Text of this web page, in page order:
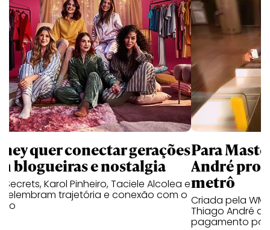
quer conectar gerações
blogueiras e nostalgia
Secrets, Karol Pinheiro, Taciele Alcolea e
relembram trajetória e conexão com o
Para
André
metrô
Criada pela
Thiago André
pagamento por